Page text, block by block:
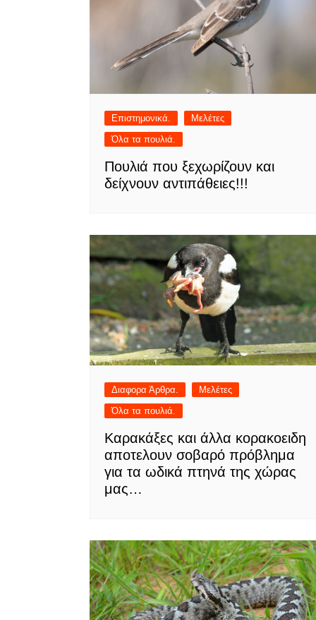
Επιστημονικά.
Μελέτες
Όλα τα πουλιά.
Πουλιά που ξεχωρίζουν και
δείχνουν αντιπάθειες!!!
Διαφορα Άρθρα.
Μελέτες
Όλα τα πουλιά.
Καρακάξες και άλλα κορακοειδη
αποτελουν σοβαρό πρόβλημα
για τα ωδικά πτηνά της χώρας
μας…